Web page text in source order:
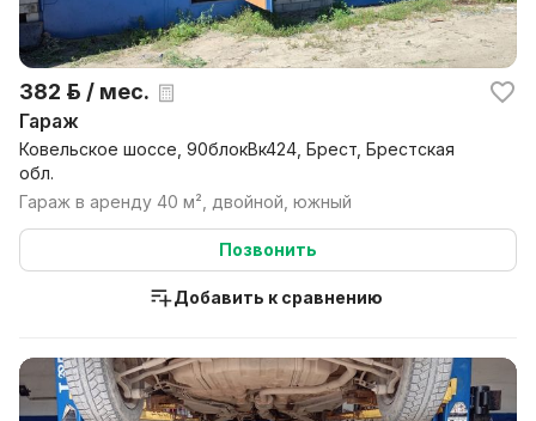
382 р. / мес.
Гараж
Ковельское шоссе, 90блокВк424, Брест, Брестская
обл.
Гараж в аренду 40 м², двойной, южный
Позвонить
Добавить к сравнению